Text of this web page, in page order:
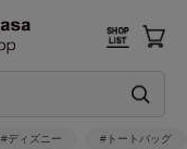
#ディズニー #トートバッグ